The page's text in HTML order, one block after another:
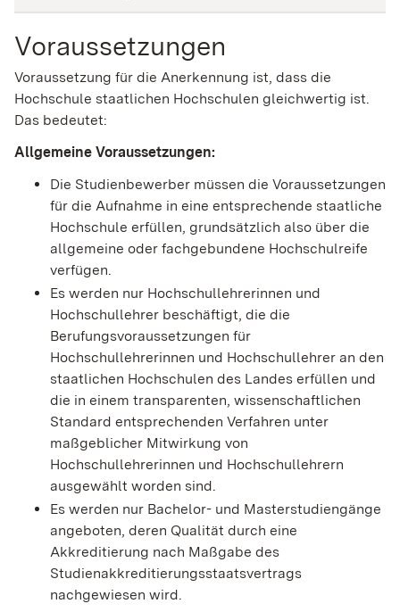
Voraussetzungen
Voraussetzung für die Anerkennung ist, dass die
Hochschule staatlichen Hochschulen gleichwertig ist.
Das bedeutet:
Allgemeine Voraussetzungen:
Die Studienbewerber müssen die Voraussetzungen
für die Aufnahme in eine entsprechende staatliche
Hochschule erfüllen, grundsätzlich also über die
allgemeine oder fachgebundene Hochschulreife
verfügen.
Es werden nur Hochschullehrerinnen und
Hochschullehrer beschäftigt, die die
Berufungsvoraussetzungen für
Hochschullehrerinnen und Hochschullehrer an den
staatlichen Hochschulen des Landes erfüllen und
die in einem transparenten, wissenschaftlichen
Standard entsprechenden Verfahren unter
maßgeblicher Mitwirkung von
Hochschullehrerinnen und Hochschullehrern
ausgewählt worden sind.
Es werden nur Bachelor- und Masterstudiengänge
angeboten, deren Qualität durch eine
Akkreditierung nach Maßgabe des
Studienakkreditierungsstaatsvertrags
nachgewiesen wird.